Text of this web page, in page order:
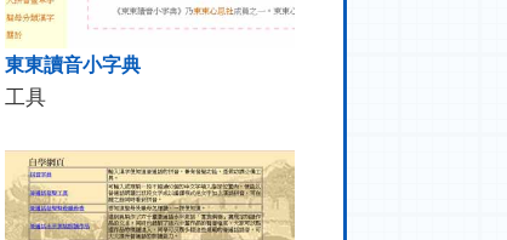
東東讀音小字典
工具